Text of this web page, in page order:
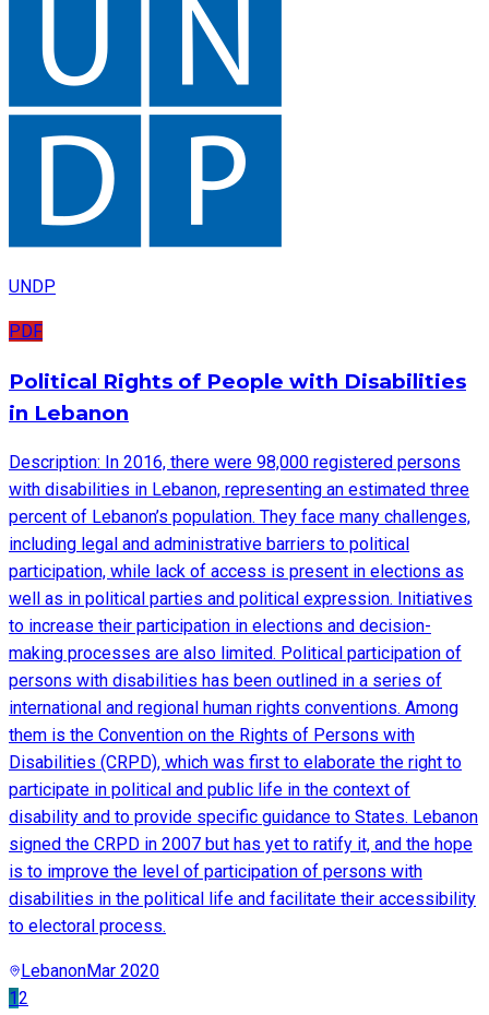
UNDP
PDF
Political Rights of People with Disabilities
in Lebanon
Description: In 2016, there were 98,000 registered persons
with disabilities in Lebanon, representing an estimated three
percent of Lebanon’s population. They face many challenges,
including legal and administrative barriers to political
participation, while lack of access is present in elections as
well as in political parties and political expression. Initiatives
to increase their participation in elections and decision-
making processes are also limited. Political participation of
persons with disabilities has been outlined in a series of
international and regional human rights conventions. Among
them is the Convention on the Rights of Persons with
Disabilities (CRPD), which was first to elaborate the right to
participate in political and public life in the context of
disability and to provide specific guidance to States. Lebanon
signed the CRPD in 2007 but has yet to ratify it, and the hope
is to improve the level of participation of persons with
disabilities in the political life and facilitate their accessibility
to electoral process.
LebanonMar 2020
1 2